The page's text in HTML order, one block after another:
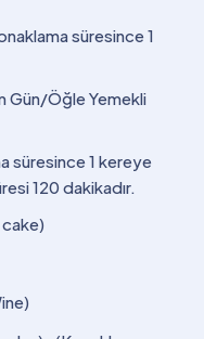
süresince 1
Gün/Öğle Yemekli
süresince 1 kereye
120 dakikadır.